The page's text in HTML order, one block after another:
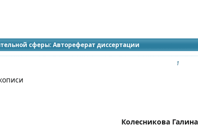
сферы: Автореферат диссертации
1
Колесникова